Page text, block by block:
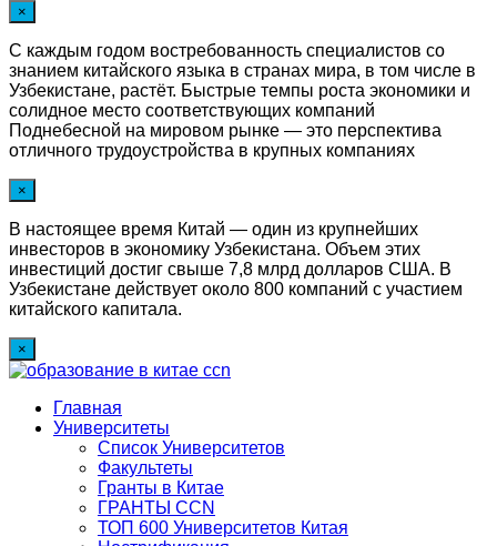
×
С каждым годом востребованность специалистов со
знанием китайского языка в странах мира, в том числе в
Узбекистане, растёт. Быстрые темпы роста экономики и
солидное место соответствующих компаний
Поднебесной на мировом рынке — это перспектива
отличного трудоустройства в крупных компаниях
×
В настоящее время Китай — один из крупнейших
инвесторов в экономику Узбекистана. Объем этих
инвестиций достиг свыше 7,8 млрд долларов США. В
Узбекистане действует около 800 компаний с участием
китайского капитала.
×
Главная
Университеты
Список Университетов
Факультеты
Гранты в Китае
ГРАНТЫ ССN
ТОП 600 Университетов Китая